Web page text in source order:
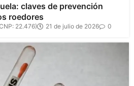
claves de prevención
roedores
22.476) 21 de julio de 2026 0